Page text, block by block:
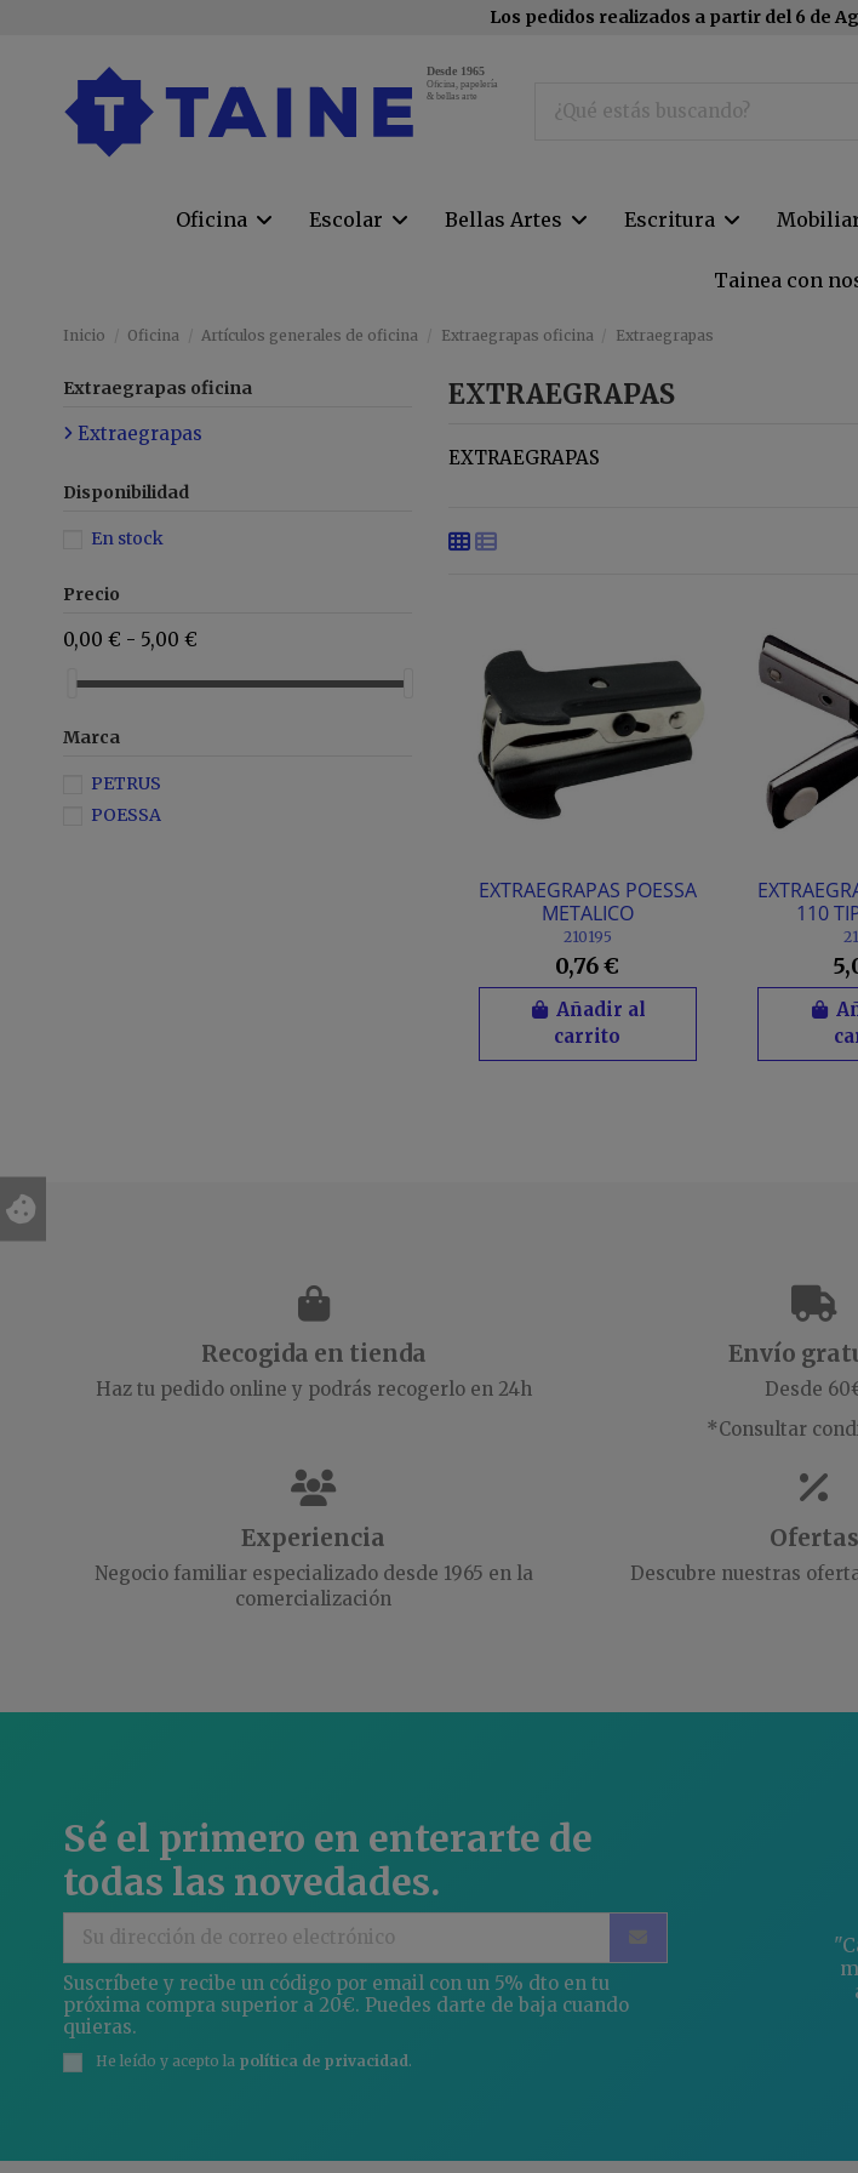
Los pedidos realizados a partir del 6 de
Desde 1965
Oﬁcina, papelería
& bellas arte
Oficina Escolar Bellas Artes Escritura
Tainea con
Inicio Oficina Artículos generales de oficina Extraegrapas oficina Extraegrapas
EXTRAEGRAPAS
EXTRAEGRAPAS
EXTRAEGRAPAS POESSA
METALICO
210195
0,76 €
Añadir al
carrito
110
Extraegrapas oficina
Extraegrapas
Disponibilidad
En stock
Precio
0,00 € - 5,00 €
Marca
PETRUS
POESSA
Recogida en tienda
Haz tu pedido online y podrás recogerlo en 24h
Envío
Desde
*Consultar
Experiencia
Negocio familiar especializado desde 1965 en la
comercialización
Ofertas
Descubre nuestras
Sé el primero en enterarte de
todas las novedades.
Suscríbete y recibe un código por email con un 5% dto en tu
próxima compra superior a 20€. Puedes darte de baja cuando
quieras.
He leído y acepto la política de privacidad .